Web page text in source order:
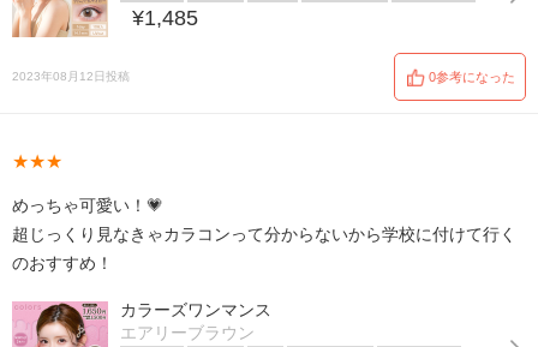
¥1,485
2023年08月12日投稿 0参考になった
★★★
めっちゃ可愛い！💗
超じっくり見なきゃカラコンって分からないから学校に付けて行く
のおすすめ！
カラーズワンマンス
エアリーブラウン